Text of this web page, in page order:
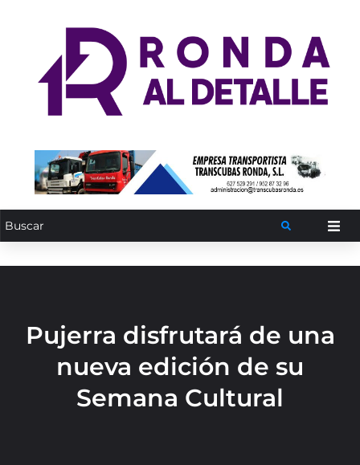
Pujerra disfrutará de una
nueva edición de su
Semana Cultural